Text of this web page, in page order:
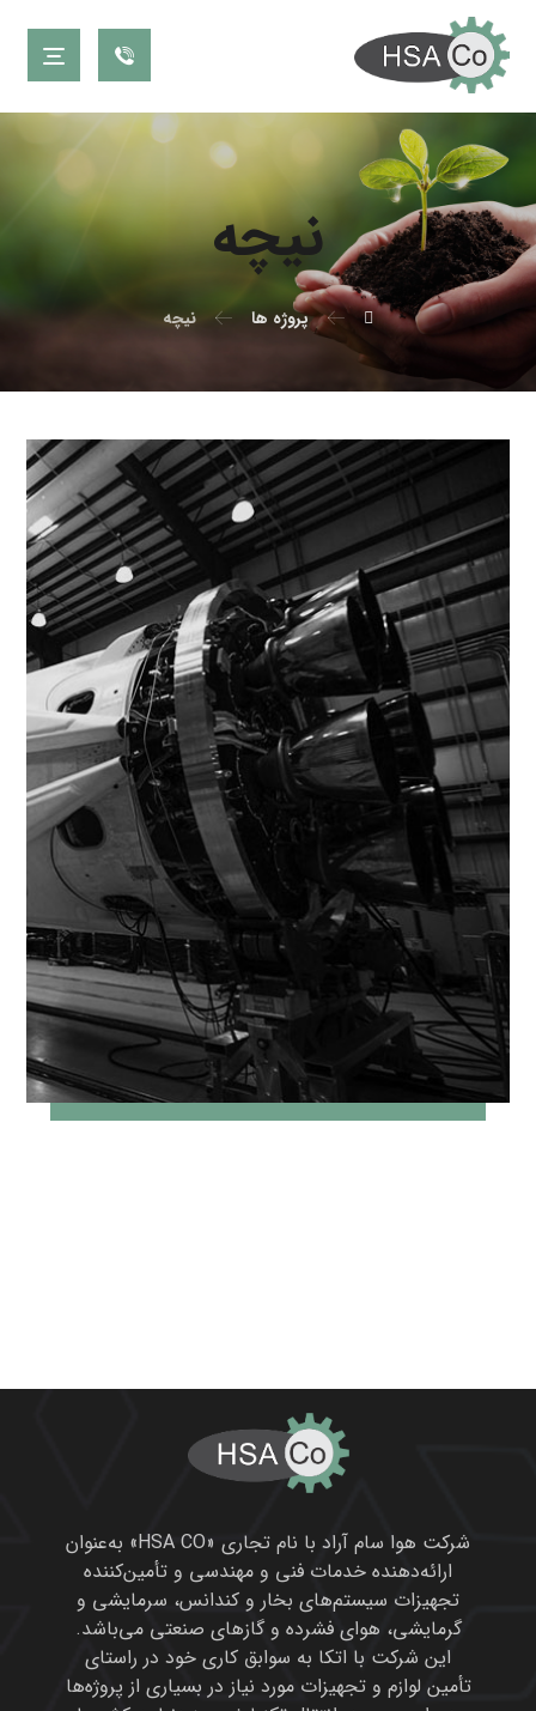
نیچه
پروژه ها نیچه
شرکت هوا سام آراد با نام تجاری «HSA CO» به‌عنوان
ارائه‌دهنده خدمات فنی و مهندسی و تأمین‌کننده
تجهیزات سیستم‌های بخار و کندانس، سرمایشی و
گرمایشی، هوای فشرده و گازهای صنعتی می‌باشد.
این شرکت با اتکا به سوابق کاری خود در راستای
تأمین لوازم و تجهیزات مورد نیاز در بسیاری از پروژه‌ها